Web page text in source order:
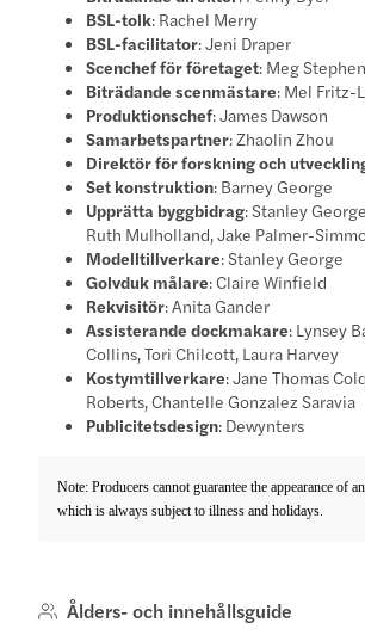
BSL-tolk: Rachel Merry
BSL-facilitator: Jeni Draper
Scenchef för företaget: Meg
Biträdande scenmästare: Mel Fritz-
Produktionschef: James Dawson
Samarbetspartner: Zhaolin Zhou
Direktör för forskning och
Set konstruktion: Barney George
Upprätta byggbidrag: Stanley
Ruth Mulholland, Jake Palmer-
Modelltillverkare: Stanley George
Golvduk målare: Claire Winfield
Rekvisitör: Anita Gander
Assisterande dockmakare: Lynsey
Collins, Tori Chilcott, Laura Harvey
Kostymtillverkare: Jane Thomas
Roberts, Chantelle Gonzalez Saravia
Publicitetsdesign: Dewynters
Note: Producers cannot guarantee the appearance of
which is always subject to illness and holidays.
Ålders- och innehållsguide